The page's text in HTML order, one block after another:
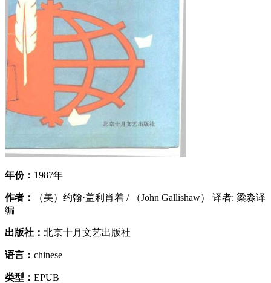
年份： 1987年
作者：
（美）约翰·盖利肖着 / （John Gallishaw） 译者: 梁淼译
编
出版社： 北京十月文艺出版社
语言： chinese
类型： EPUB